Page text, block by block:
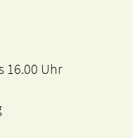
16.00 Uhr